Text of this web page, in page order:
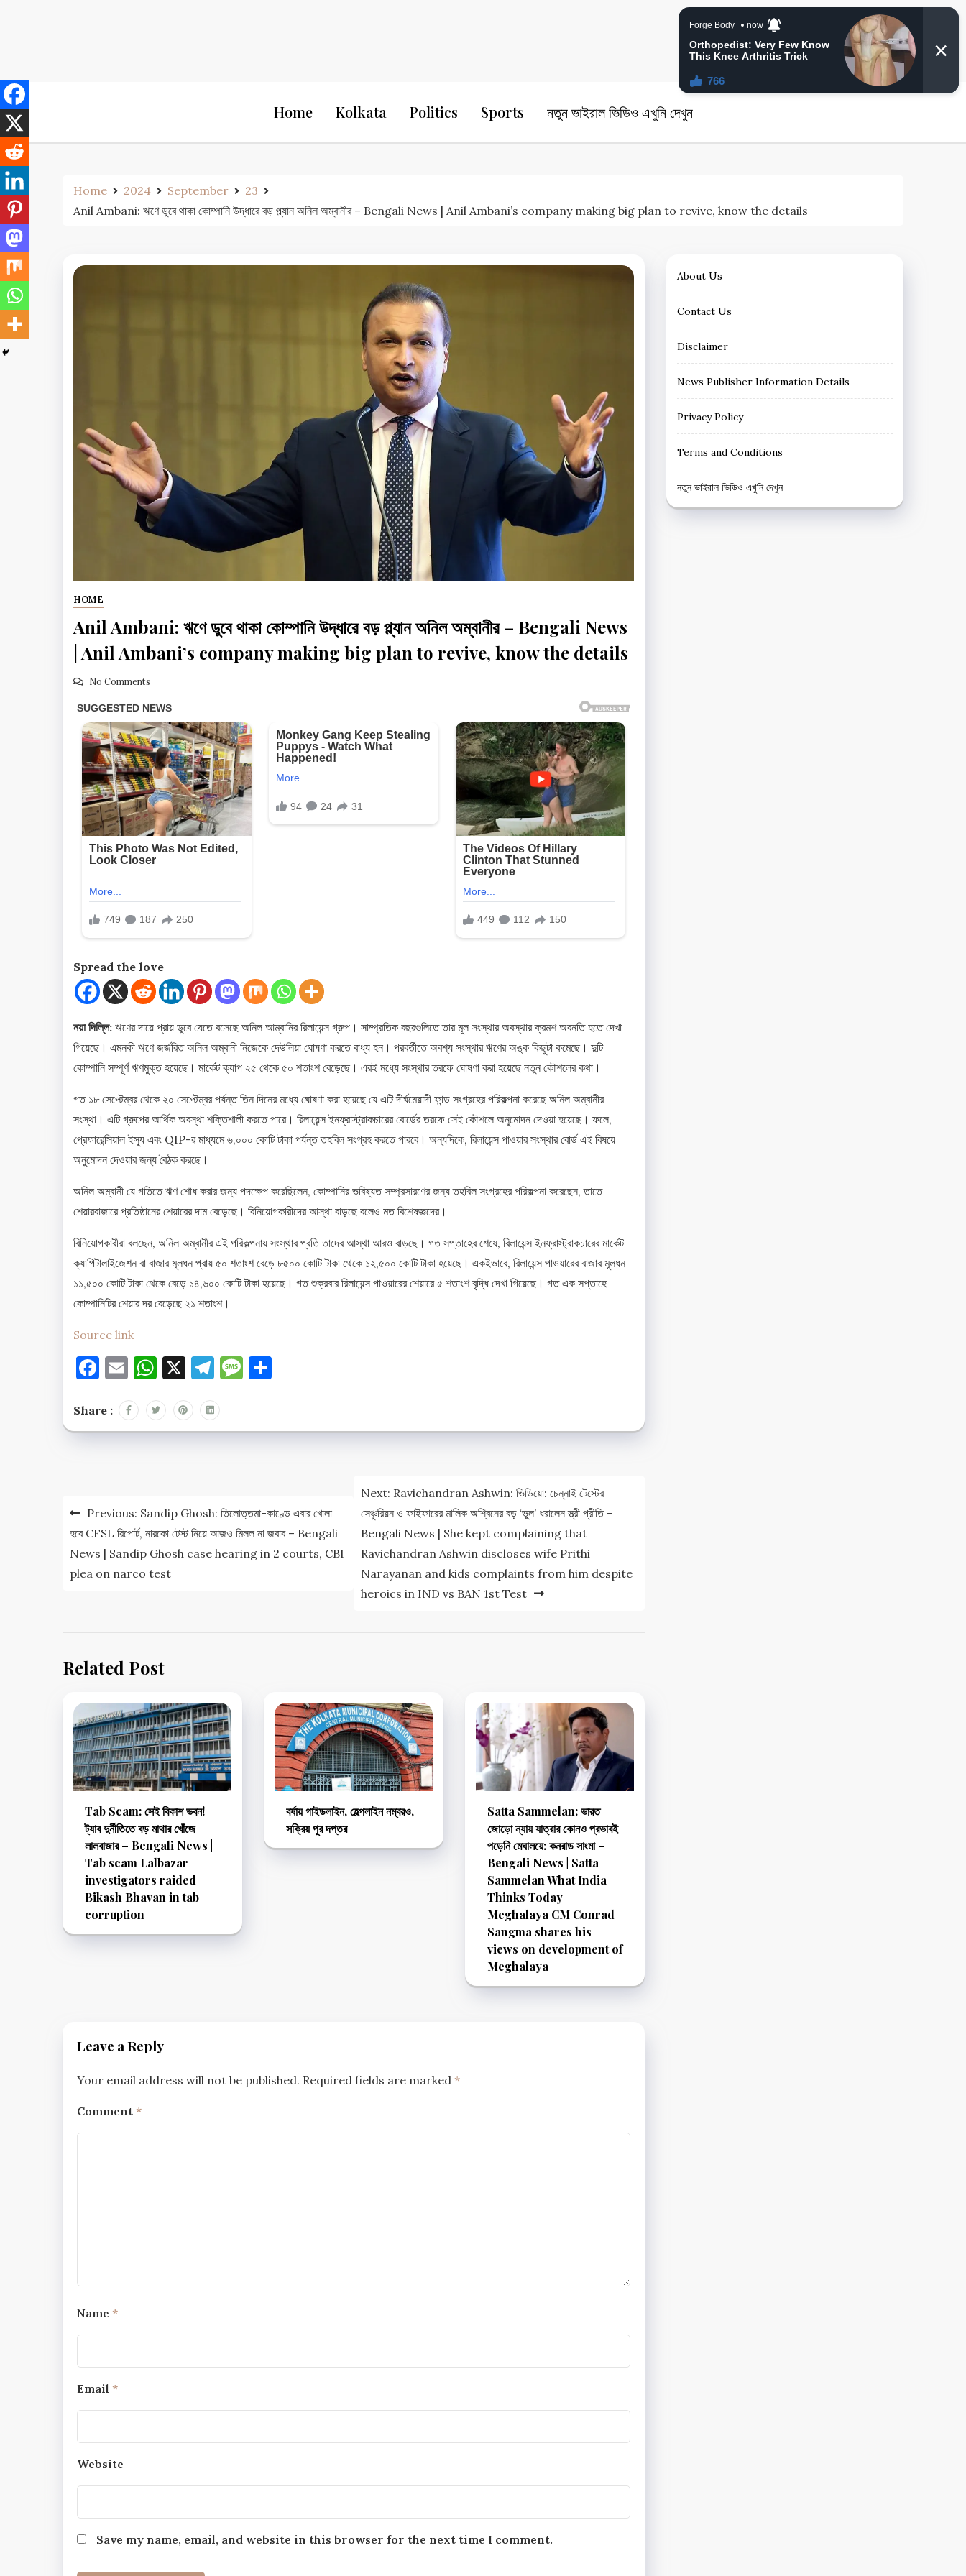
24 Ghanta Bangla News
Home Kolkata Politics Sports নতুন ভাইরাল ভিডিও এখুনি দেখুন
Home 2024 September
23
Anil Ambani: ঋণে ডুবে থাকা কোম্পানি উদ্ধারে বড় প্ল্যান অনিল অম্বানীর – Bengali News | Anil Ambani’s company making big plan to revive, know the details
HOME
Anil Ambani: ঋণে ডুবে থাকা কোম্পানি উদ্ধারে বড় প্ল্যান অনিল অম্বানীর – Bengali News
| Anil Ambani’s company making big plan to revive, know the details
No Comments
Spread the love
নয়া দিল্লি: ঋণের দায়ে প্রায় ডুবে যেতে বসেছে অনিল আম্বানির রিলায়েন্স গ্রুপ। সাম্প্রতিক বছরগুলিতে তার মূল সংস্থার অবস্থার ক্রমশ অবনতি হতে দেখা
গিয়েছে। এমনকী ঋণে জর্জরিত অনিল অম্বানী নিজেকে দেউলিয়া ঘোষণা করতে বাধ্য হন। পরবর্তীতে অবশ্য সংস্থার ঋণের অঙ্ক কিছুটা কমেছে। দুটি
কোম্পানি সম্পূর্ণ ঋণমুক্ত হয়েছে। মার্কেট ক্যাপ ২৫ থেকে ৫০ শতাংশ বেড়েছে। এরই মধ্যে সংস্থার তরফে ঘোষণা করা হয়েছে নতুন কৌশলের কথা।
গত ১৮ সেপ্টেম্বর থেকে ২০ সেপ্টেম্বর পর্যন্ত তিন দিনের মধ্যে ঘোষণা করা হয়েছে যে এটি দীর্ঘমেয়াদী ফান্ড সংগ্রহের পরিকল্পনা করেছে অনিল অম্বানীর
সংস্থা। এটি গ্রুপের আর্থিক অবস্থা শক্তিশালী করতে পারে। রিলায়েন্স ইনফ্রাস্ট্রাকচারের বোর্ডের তরফে সেই কৌশলে অনুমোদন দেওয়া হয়েছে। ফলে,
প্রেফারেন্সিয়াল ইস্যু এবং QIP-র মাধ্যমে ৬,০০০ কোটি টাকা পর্যন্ত তহবিল সংগ্রহ করতে পারবে। অন্যদিকে, রিলায়েন্স পাওয়ার সংস্থার বোর্ড এই বিষয়ে
অনুমোদন দেওয়ার জন্য বৈঠক করছে।
অনিল অম্বানী যে গতিতে ঋণ শোধ করার জন্য পদক্ষেপ করেছিলেন, কোম্পানির ভবিষ্যত সম্প্রসারণের জন্য তহবিল সংগ্রহের পরিকল্পনা করেছেন, তাতে
শেয়ারবাজারে প্রতিষ্ঠানের শেয়ারের দাম বেড়েছে। বিনিয়োগকারীদের আস্থা বাড়ছে বলেও মত বিশেষজ্ঞদের।
বিনিয়োগকারীরা বলছেন, অনিল অম্বানীর এই পরিকল্পনায় সংস্থার প্রতি তাদের আস্থা আরও বাড়ছে। গত সপ্তাহের শেষে, রিলায়েন্স ইনফ্রাস্ট্রাকচারের মার্কেট
ক্যাপিটালাইজেশন বা বাজার মূলধন প্রায় ৫০ শতাংশ বেড়ে ৮৫০০ কোটি টাকা থেকে ১২,৫০০ কোটি টাকা হয়েছে। একইভাবে, রিলায়েন্স পাওয়ারের বাজার মূলধন
১১,৫০০ কোটি টাকা থেকে বেড়ে ১৪,৬০০ কোটি টাকা হয়েছে। গত শুক্রবার রিলায়েন্স পাওয়ারের শেয়ারে ৫ শতাংশ বৃদ্ধি দেখা গিয়েছে। গত এক সপ্তাহে
কোম্পানিটির শেয়ার দর বেড়েছে ২১ শতাংশ।
Source link
Facebook
EmailWhatsApp
X Telegram
Message
Share :
navigation
Previous: Sandip Ghosh: তিলোত্তমা-কাণ্ডে এবার খোলা
হবে CFSL রিপোর্ট, নারকো টেস্ট নিয়ে আজও মিলল না জবাব – Bengali
News | Sandip Ghosh case hearing in 2 courts, CBI
plea on narco test
Next: Ravichandran Ashwin: ভিডিয়ো: চেন্নাই টেস্টের
সেঞ্চুরিয়ন ও ফাইফারের মালিক অশ্বিনের বড় ‘ভুল’ ধরালেন স্ত্রী প্রীতি –
Bengali News | She kept complaining that
Ravichandran Ashwin discloses wife Prithi
Narayanan and kids complaints from him despite
heroics in IND vs BAN 1st Test
Related Post
Tab Scam: সেই বিকাশ ভবন!
ট্যাব দুর্নীতিতে বড় মাথার খোঁজে
লালবাজার – Bengali News |
Tab scam Lalbazar
investigators raided
Bikash Bhavan in tab
corruption
বর্ষায় গাইডলাইন, হেল্পলাইন নম্বরও,
সক্রিয় পুর দপ্তর
Satta Sammelan: ভারত
জোড়ো ন্যায় যাত্রার কোনও প্রভাবই
পড়েনি মেঘালয়ে: কনরাড সাংমা –
Bengali News | Satta
Sammelan What India
Thinks Today
Meghalaya CM Conrad
Sangma shares his
views on development of
Meghalaya
Leave a Reply
Your email address will not be published. Required fields are marked *
Comment *
Name *
Email *
Website
Save my name, email, and website in this browser for the next time I comment.
About Us
Contact Us
Disclaimer
News Publisher Information Details
Privacy Policy
Terms and Conditions
নতুন ভাইরাল ভিডিও এখুনি দেখুন